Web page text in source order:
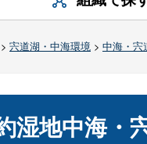
> 宍道湖・中海環境 > 中海・宍
湿地中海・